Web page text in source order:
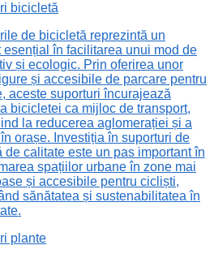
bicicletă
de bicicletă reprezintă un
esențial în facilitarea unui mod de
și ecologic. Prin oferirea unor
și accesibile de parcare pentru
aceste suporturi încurajează
bicicletei ca mijloc de transport,
la reducerea aglomerației și a
orașe. Investiția în suporturi de
de calitate este un pas important în
spațiilor urbane în zone mai
și accesibile pentru cicliști,
sănătatea și sustenabilitatea în
plante